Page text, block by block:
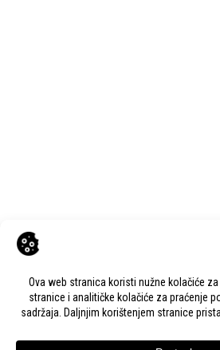
KONTAKT
Adresa:Gudovac 1D, 43000 Bjelovar
Email:bj-sajam@bj-sajam.hr